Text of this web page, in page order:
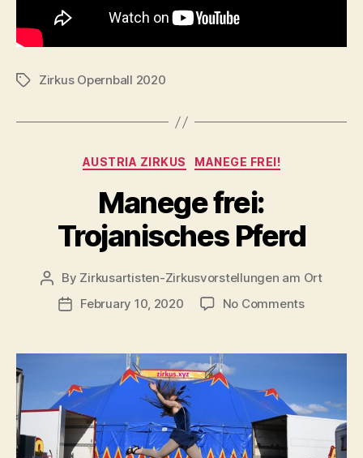
TagsZirkus Opernball 2020
Categories
AUSTRIA ZIRKUS MANEGE FREI!
Manege frei:
Trojanisches Pferd
Post
author
By Zirkusartisten-Zirkusvorstellungen am Ort
PostFebruary 10, 2020 No Commentson